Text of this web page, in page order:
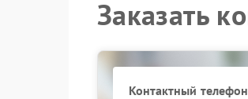
Заказать
Контактный